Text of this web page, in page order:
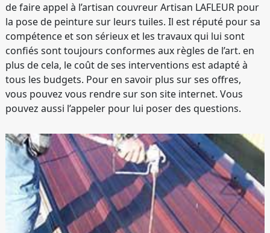
de faire appel à l’artisan couvreur Artisan LAFLEUR pour
la pose de peinture sur leurs tuiles. Il est réputé pour sa
compétence et son sérieux et les travaux qui lui sont
confiés sont toujours conformes aux règles de l’art. en
plus de cela, le coût de ses interventions est adapté à
tous les budgets. Pour en savoir plus sur ses offres,
vous pouvez vous rendre sur son site internet. Vous
pouvez aussi l’appeler pour lui poser des questions.